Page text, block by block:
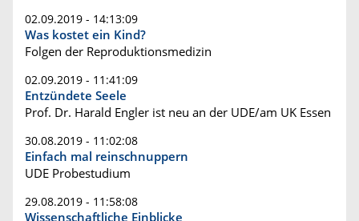
02.09.2019 - 14:13:09
Was kostet ein Kind?
Folgen der Reproduktionsmedizin
02.09.2019 - 11:41:09
Entzündete Seele
Prof. Dr. Harald Engler ist neu an der UDE/am UK Essen
30.08.2019 - 11:02:08
Einfach mal reinschnuppern
UDE Probestudium
29.08.2019 - 11:58:08
Wissenschaftliche Einblicke